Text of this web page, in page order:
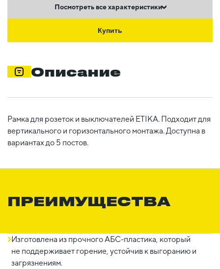
Посмотреть все характеристики
Купить
Описание
Рамка для розеток и выключателей ETIKA. Подходит для
вертикального и горизонтального монтажа. Доступна в
вариантах до 5 постов.
ПРЕИМУЩЕСТВА
Изготовлена из прочного АБС-пластика, который
не поддерживает горение, устойчив к выгоранию и
загрязнениям.